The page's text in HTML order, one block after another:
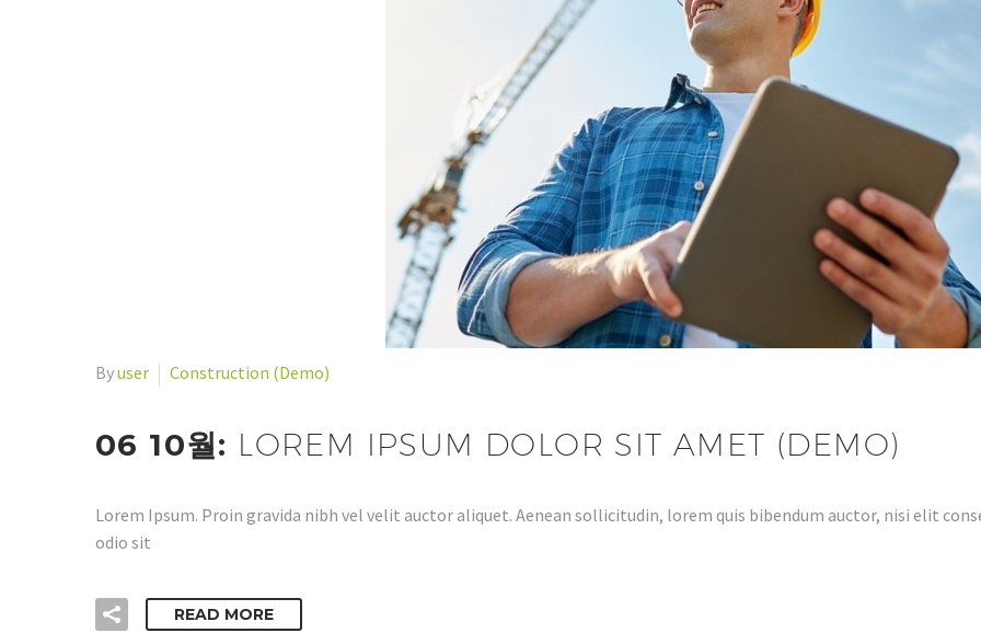
Byuser Construction (Demo)
06 10월: LOREM IPSUM DOLOR SIT AMET (DEMO)
Lorem Ipsum. Proin gravida nibh vel velit auctor aliquet. Aenean sollicitudin, lorem quis bibendum auctor, nisi elit
odio sit
READ MORE